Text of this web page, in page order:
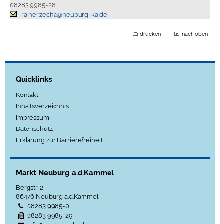
08283 9985-28
rainer.zecha@neuburg-ka.de
drucken nach oben
Quicklinks
Kontakt
Inhaltsverzeichnis
Impressum
Datenschutz
Erklärung zur Barrierefreiheit
Markt Neuburg a.d.Kammel
Bergstr. 2
86476 Neuburg a.d.Kammel
08283 9985-0
08283 9985-29